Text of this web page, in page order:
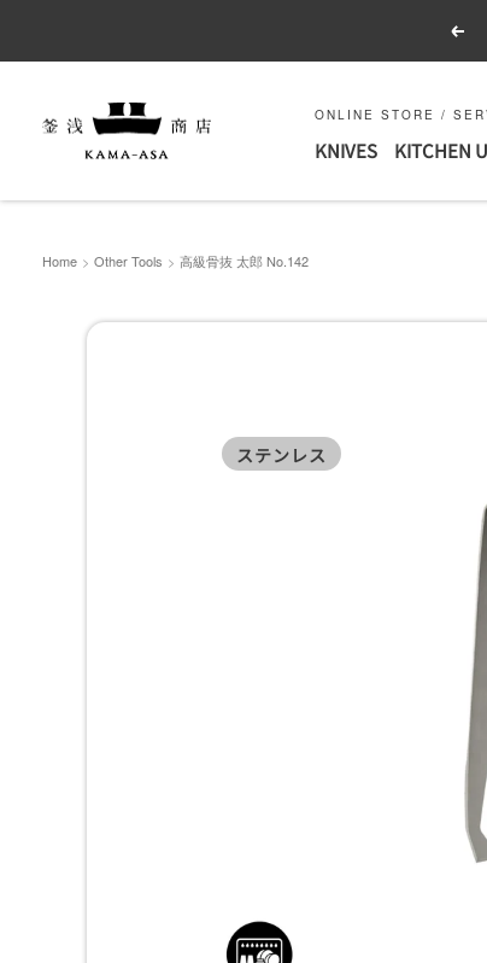
ONLINE STORE /
KNIVES KITCHEN
釜
｜
Home Other Tools 高級骨抜 太郎 No.142
ステンレス